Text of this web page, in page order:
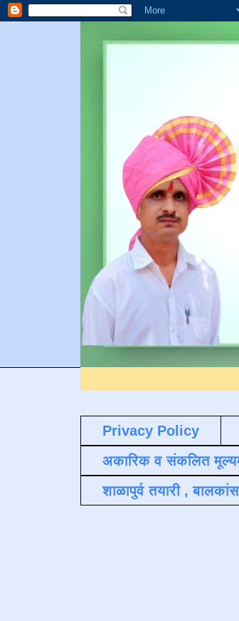
Privacy Policy
अकारिक व संकलित
शाळापुर्व तयारी ,